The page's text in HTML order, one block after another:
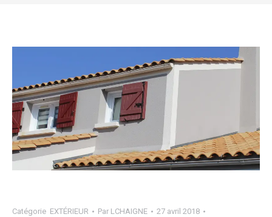
Catégorie EXTÉRIEUR Par LCHAIGNE
27 avril 2018